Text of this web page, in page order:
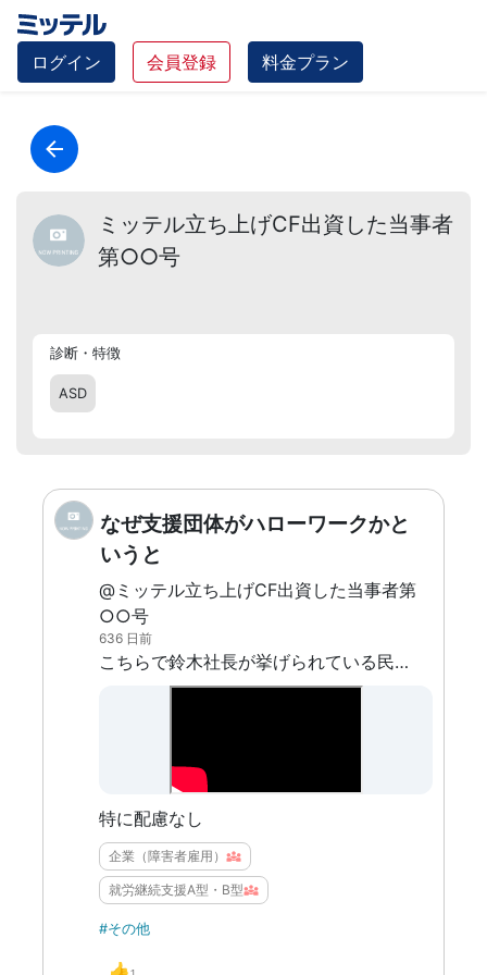
ログイン 会員登録 料金プラン
ミッテル立ち上げCF出資した当事者
第○○号
診断・特徴
ASD
なぜ支援団体がハローワークかと
いうと
@ミッテル立ち上げCF出資した当事者第
○○号
636 日前
こちらで鈴木社長が挙げられている民間エージェントの中のとある1社のグループ内の障害者雇用会社でまさにその民間エージェントの中の人な仕事をしているASD当事者ですが、料金体系的に小規模な組織にはこの手のサービスは高くて使いづらいというのもあるかもです。自分のトコは障害者求人も扱ってますけど求人出してるのは誰もが知ってるような超大手ばっかなんですよねやっぱり･･･
特に配慮なし
企業（障害者雇用）
就労継続支援A型・B型
#その他
👍